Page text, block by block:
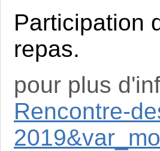
Participation
repas.
pour plus
Rencontre-